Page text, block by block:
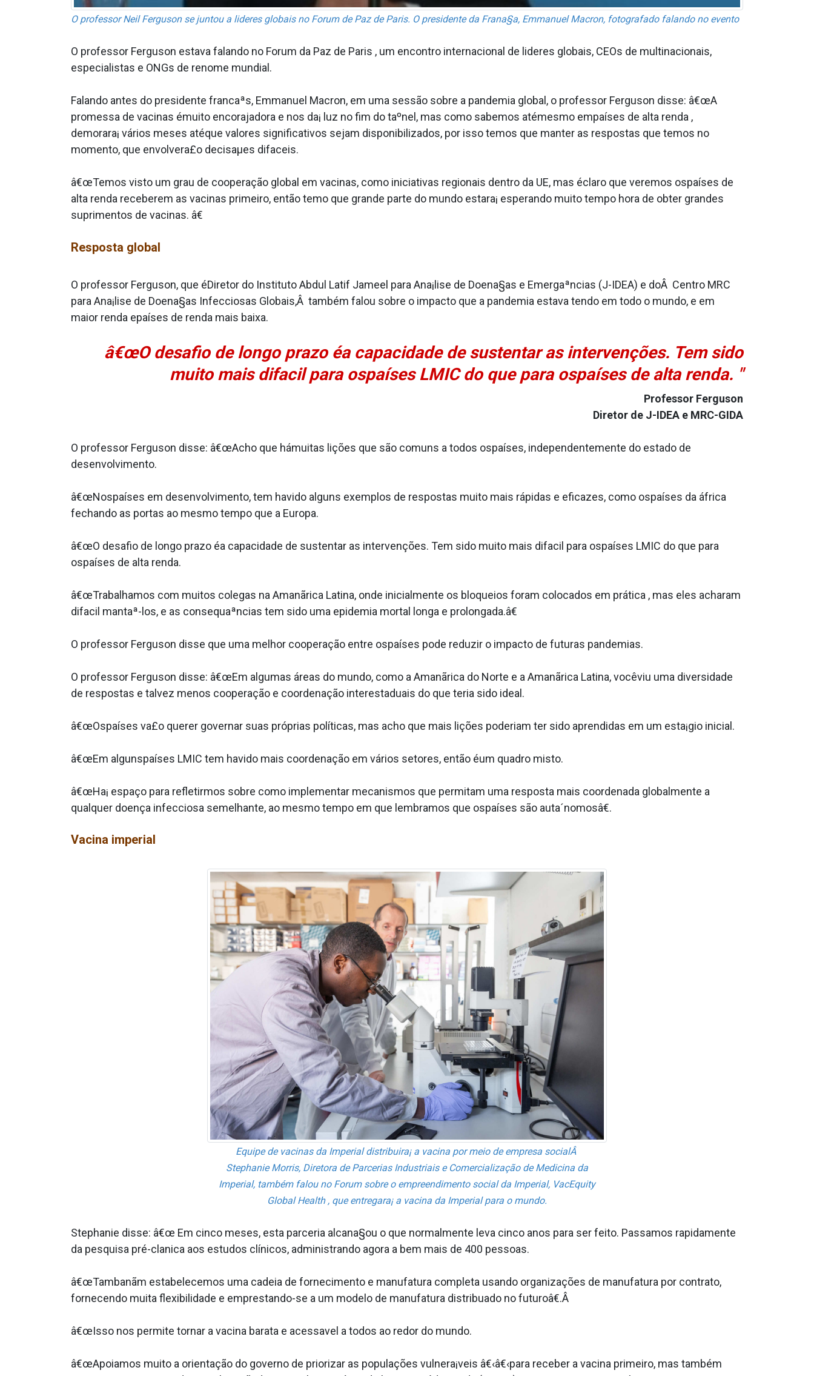
O professor Neil Ferguson se juntou a lideres globais no Forum de Paz de Paris. O presidente da Frana§a, Emmanuel Macron, fotografado falando no evento
O professor Ferguson estava falando no Forum da Paz de Paris , um encontro internacional de lideres globais, CEOs de multinacionais,
especialistas e ONGs de renome mundial.
Falando antes do presidente francaªs, Emmanuel Macron, em uma sessão sobre a pandemia global, o professor Ferguson disse: â€œA
promessa de vacinas émuito encorajadora e nos da¡ luz no fim do taºnel, mas como sabemos atémesmo empaíses de alta renda ,
demorara¡ vários meses atéque valores significativos sejam disponibilizados, por isso temos que manter as respostas que temos no
momento, que envolvera£o decisaµes difa­ceis.
â€œTemos visto um grau de cooperação global em vacinas, como iniciativas regionais dentro da UE, mas éclaro que veremos ospaíses de
alta renda receberem as vacinas primeiro, então temo que grande parte do mundo estara¡ esperando muito tempo hora de obter grandes
suprimentos de vacinas. â€
Resposta global
O professor Ferguson, que éDiretor do Instituto Abdul Latif Jameel para Ana¡lise de Doena§as e Emergaªncias (J-IDEA) e doÂ Centro MRC
para Ana¡lise de Doena§as Infecciosas Globais,Â também falou sobre o impacto que a pandemia estava tendo em todo o mundo, e em
maior renda epaíses de renda mais baixa.
â€œO desafio de longo prazo éa capacidade de sustentar as intervenções. Tem sido
muito mais difa­cil para ospaíses LMIC do que para ospaíses de alta renda. "
Professor Ferguson
Diretor de J-IDEA e MRC-GIDA
O professor Ferguson disse: â€œAcho que hámuitas lições que são comuns a todos ospaíses, independentemente do estado de
desenvolvimento.
â€œNospaíses em desenvolvimento, tem havido alguns exemplos de respostas muito mais rápidas e eficazes, como ospaíses da áfrica
fechando as portas ao mesmo tempo que a Europa.
â€œO desafio de longo prazo éa capacidade de sustentar as intervenções. Tem sido muito mais difa­cil para ospaíses LMIC do que para
ospaíses de alta renda.
â€œTrabalhamos com muitos colegas na Amanãrica Latina, onde inicialmente os bloqueios foram colocados em prática , mas eles acharam
difa­cil mantaª-los, e as consequaªncias tem sido uma epidemia mortal longa e prolongada.â€
O professor Ferguson disse que uma melhor cooperação entre ospaíses pode reduzir o impacto de futuras pandemias.
O professor Ferguson disse: â€œEm algumas áreas do mundo, como a Amanãrica do Norte e a Amanãrica Latina, vocêviu uma diversidade
de respostas e talvez menos cooperação e coordenação interestaduais do que teria sido ideal.
â€œOspaíses va£o querer governar suas próprias políticas, mas acho que mais lições poderiam ter sido aprendidas em um esta¡gio inicial.
â€œEm algunspaíses LMIC tem havido mais coordenação em vários setores, então éum quadro misto.
â€œHa¡ espaço para refletirmos sobre como implementar mecanismos que permitam uma resposta mais coordenada globalmente a
qualquer doença infecciosa semelhante, ao mesmo tempo em que lembramos que ospaíses são auta´nomosâ€.
Vacina imperial
Equipe de vacinas da Imperial distribuira¡ a vacina por meio de empresa socialÂ
Stephanie Morris, Diretora de Parcerias Industriais e Comercialização de Medicina da
Imperial, também falou no Forum sobre o empreendimento social da Imperial, VacEquity
Global Health , que entregara¡ a vacina da Imperial para o mundo.
Stephanie disse: â€œ Em cinco meses, esta parceria alcana§ou o que normalmente leva cinco anos para ser feito. Passamos rapidamente
da pesquisa pré-cla­nica aos estudos clínicos, administrando agora a bem mais de 400 pessoas.
â€œTambanãm estabelecemos uma cadeia de fornecimento e manufatura completa usando organizações de manufatura por contrato,
fornecendo muita flexibilidade e emprestando-se a um modelo de manufatura distribua­do no futuroâ€.Â
â€œIsso nos permite tornar a vacina barata e acessa­vel a todos ao redor do mundo.
â€œApoiamos muito a orientação do governo de priorizar as populações vulnera¡veis â€‹â€‹para receber a vacina primeiro, mas também